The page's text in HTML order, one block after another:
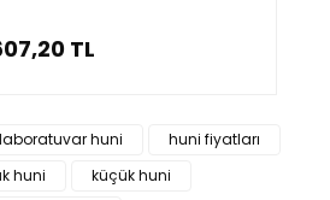
TL
laboratuvar huni
huni fiyatları
huni
küçük huni